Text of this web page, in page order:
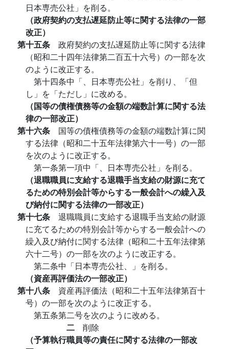
日本専売公社」を削る。
（政府契約の支払遅延防止等に関する法律の一部
改正）
第十五条 政府契約の支払遅延防止等に関する法律
（昭和二十四年法律第二百五十六号）の一部を次
のように改正する。
第十四条中「、日本専売公社」を削り、「但
し」を「ただし」に改める。
（国等の債権債務等の金額の端数計算に関する法
律の一部改正）
第十六条 国等の債権債務等の金額の端数計算に関
する法律（昭和二十五年法律第六十一号）の一部
を次のように改正する。
第一条第一項中「、日本専売公社」を削る。
（退職職員に支給する退職手当支給の財源に充て
るための特別会計等からする一般会計への繰入及
び納付に関する法律の一部改正）
第十七条 退職職員に支給する退職手当支給の財源
に充てるための特別会計等からする一般会計への
繰入及び納付に関する法律（昭和二十五年法律第
六十二号）の一部を次のように改正する。
第二条中「日本専売公社、」を削る。
（資産再評価法の一部改正）
第十八条 資産再評価法（昭和二十五年法律第百十
号）の一部を次のように改正する。
第五条第二号を次のように改める。
二 削除
（予算執行職員等の責任に関する法律の一部改